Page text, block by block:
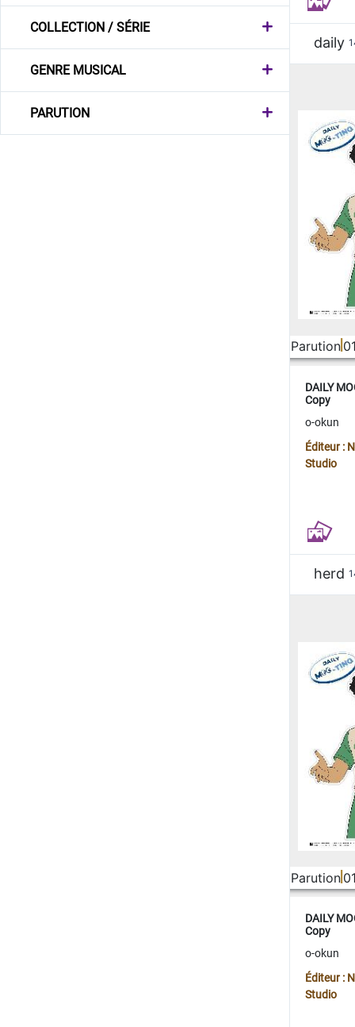
COLLECTION / SÉRIE
GENRE MUSICAL
PARUTION
daily
Parution
DAILY
Copy
o-okun
Éditeur :
Studio
herd
Parution
DAILY
Copy
o-okun
Éditeur :
Studio